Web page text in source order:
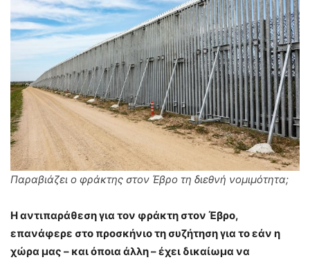
Παραβιάζει ο φράκτης στον Έβρο τη διεθνή νομιμότητα;
Η αντιπαράθεση για τον φράκτη στον Έβρο,
επανάφερε στο προσκήνιο τη συζήτηση για το εάν η
χώρα μας – και όποια άλλη – έχει δικαίωμα να